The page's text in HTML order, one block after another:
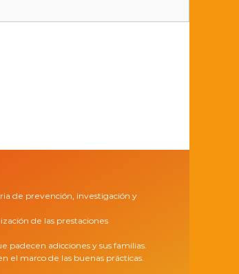
de prevención, investigación y
de las prestaciones
padecen adicciones y sus familias.
el marco de las buenas prácticas.